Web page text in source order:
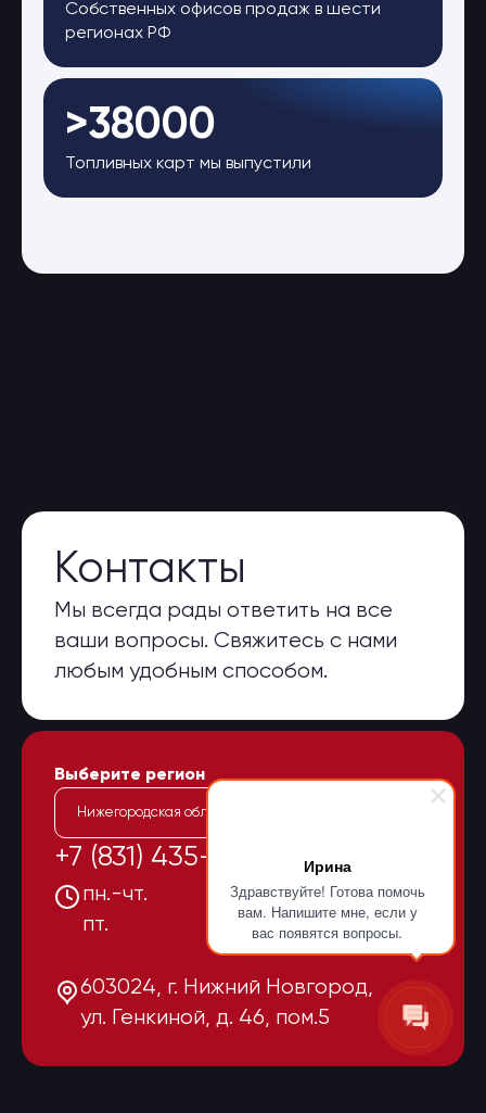
Ирина
Здравствуйте! Готова помочь
вам. Напишите мне, если у
вас появятся вопросы.
Собственных офисов продаж в шести
регионах РФ
>38000
Топливных карт мы выпустили
Контакты
Мы всегда рады ответить на все
ваши вопросы. Свяжитесь с нами
любым удобным способом.
Выберите регион
Нижегородская область
+7 (831) 435-15-55
пн.-чт.
пт.
08:00-17:00
08:00-16:00
603024, г. Нижний Новгород,
ул. Генкиной, д. 46, пом.5